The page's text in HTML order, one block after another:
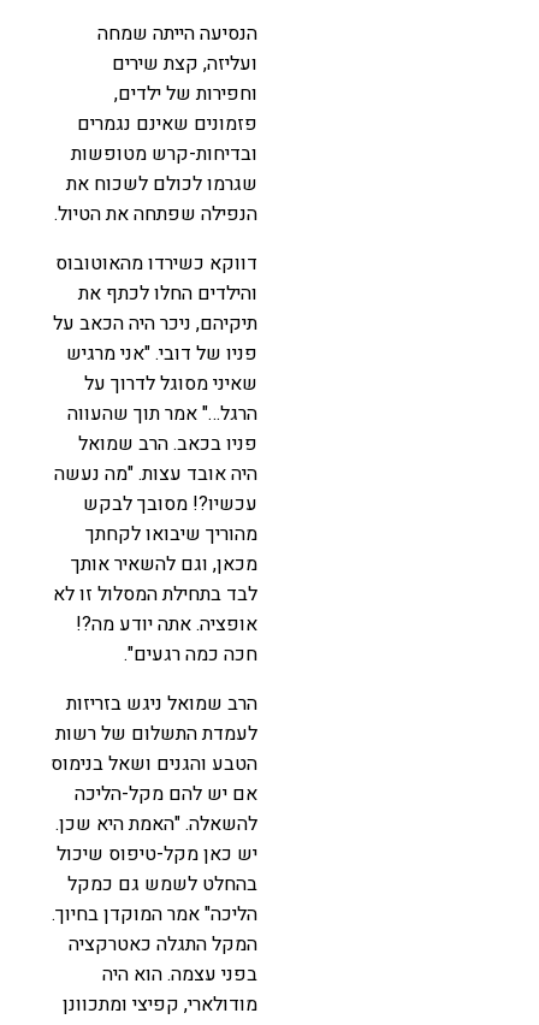
הנסיעה הייתה שמחה
ועליזה, קצת שירים
וחפירות של ילדים,
פזמונים שאינם נגמרים
ובדיחות-קרש מטופשות
שגרמו לכולם לשכוח את
הנפילה שפתחה את הטיול.
דווקא כשירדו מהאוטובוס
והילדים החלו לכתף את
תיקיהם, ניכר היה הכאב על
פניו של דובי. "אני מרגיש
שאיני מסוגל לדרוך על
הרגל…" אמר תוך שהעווה
פניו בכאב. הרב שמואל
היה אובד עצות. "מה נעשה
עכשיו?! מסובך לבקש
מהוריך שיבואו לקחתך
מכאן, וגם להשאיר אותך
לבד בתחילת המסלול זו לא
אופציה. אתה יודע מה?!
חכה כמה רגעים".
הרב שמואל ניגש בזריזות
לעמדת התשלום של רשות
הטבע והגנים ושאל בנימוס
אם יש להם מקל-הליכה
להשאלה. "האמת היא שכן.
יש כאן מקל-טיפוס שיכול
בהחלט לשמש גם כמקל
הליכה" אמר המוקדן בחיוך.
המקל התגלה כאטרקציה
בפני עצמה. הוא היה
מודולארי, קפיצי ומתכוונן